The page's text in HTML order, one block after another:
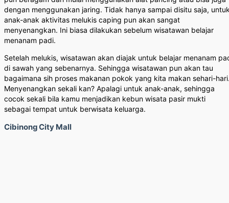
dengan menggunakan jaring. Tidak hanya sampai disitu saja,
anak-anak aktivitas melukis caping pun akan sangat
menyenangkan. Ini biasa dilakukan sebelum wisatawan belajar
menanam padi.
Setelah melukis, wisatawan akan diajak untuk belajar menanam
di sawah yang sebenarnya. Sehingga wisatawan pun akan tau
bagaimana sih proses makanan pokok yang kita makan sehari-
Menyenangkan sekali kan? Apalagi untuk anak-anak, sehingga
cocok sekali bila kamu menjadikan kebun wisata pasir mukti
sebagai tempat untuk berwisata keluarga.
Cibinong City Mall